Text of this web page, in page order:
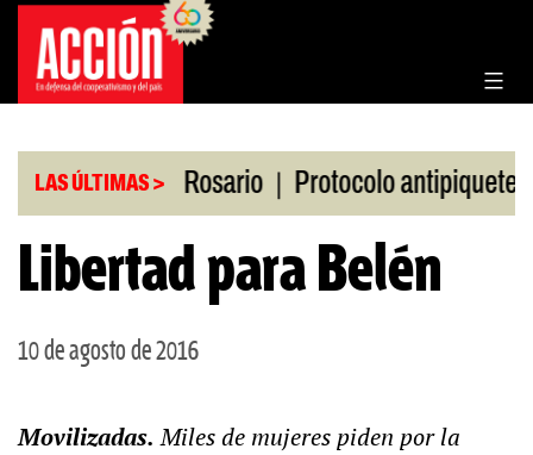
Saltar
contenido
LAS ÚLTIMAS >
la Bolsa de Rosario | Protocolo antipiquetes |
Libertad para Belén
10 de agosto de 2016
Movilizadas. Miles de mujeres piden por la